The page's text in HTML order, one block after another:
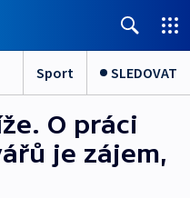
Sport SLEDOVAT
O práci
je zájem,